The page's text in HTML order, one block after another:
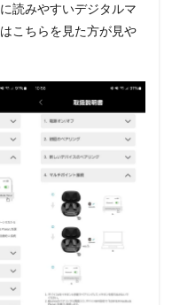
読みやすいデジタルマ
こちらを見た方が見や